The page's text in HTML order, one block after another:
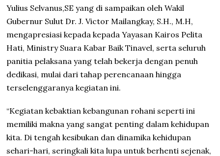
Yulius Selvanus,SE yang di sampaikan oleh Wakil
Gubernur Sulut Dr. J. Victor Mailangkay, S.H., M.H,
mengapresiasi kepada kepada Yayasan Kairos Pelita
Hati, Ministry Suara Kabar Baik Tinavel, serta seluruh
panitia pelaksana yang telah bekerja dengan penuh
dedikasi, mulai dari tahap perencanaan hingga
terselenggaranya kegiatan ini.
“Kegiatan kebaktian kebangunan rohani seperti ini
memiliki makna yang sangat penting dalam kehidupan
kita. Di tengah kesibukan dan dinamika kehidupan
sehari-hari, seringkali kita lupa untuk berhenti sejenak,